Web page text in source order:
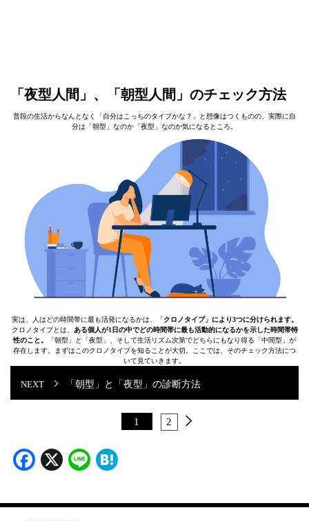
「夜型人間」、「朝型人間」のチェック方法
普段の生活からなんとなく「自分はこっちのタイプかな？」と想像はつくものの、実際に自
分は「朝型」なのか「夜型」なのか気になるところ。
実は、人はどの時間帯に最も活発になるかは、「クロノタイプ」により3つに分けられます。
クロノタイプとは、 ある個人が1日の中でどの時間帯に最も活動的になるかを示した時間帯特
性のこと。
「朝型」と「夜型」、そして生活リズム次第でどちらにもなり得る「中間型」が
存在します。まずはこのクロノタイプを知ることが大切。ここでは、そのチェック方法につ
いて見ていきます。
「朝型」と「夜型」の診断方法
1 2
Facebook
X Line